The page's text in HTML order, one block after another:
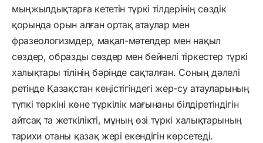
мыңжылдықтарға кететін түркі тілдерінің сөздік
қорында орын алған ортақ атаулар мен
фразеологизмдер, мақал-мәтелдер мен нақыл
сөздер, образды сөздер мен бейнелі тіркестер түркі
халықтары тілінің бәрінде сақталған. Соның дәлелі
ретінде Қазақстан кеңістігіндегі жер-су атауларының
түпкі төркіні көне түркілік мағынаны білдіретіндігін
айтсақ та жеткілікті, мұның өзі түркі халықтарының
тарихи отаны қазақ жері екендігін көрсетеді.